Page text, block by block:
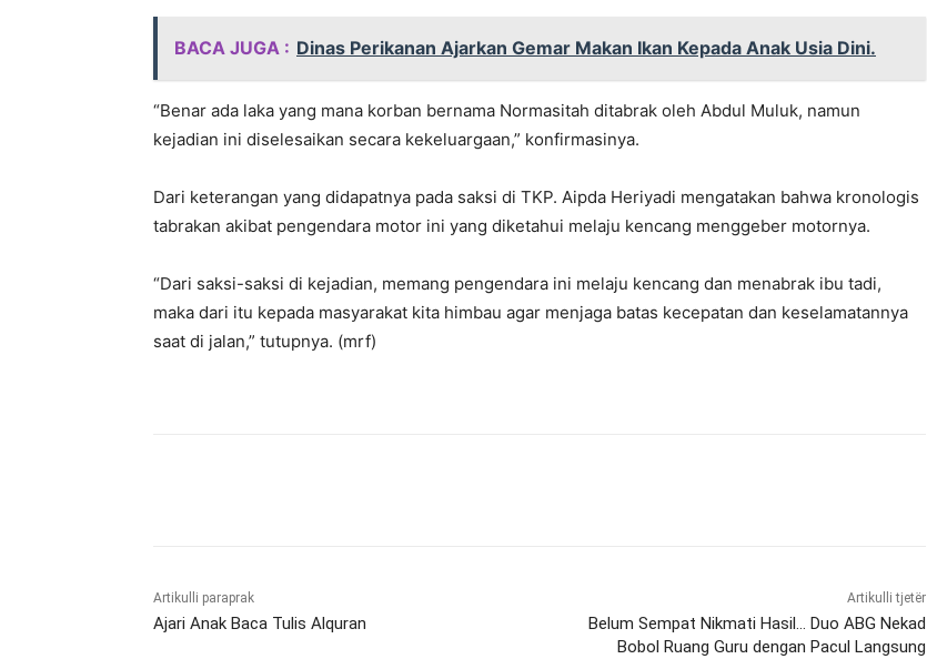
BACA JUGA : Dinas Perikanan Ajarkan Gemar Makan Ikan Kepada Anak Usia Dini.
“Benar ada laka yang mana korban bernama Normasitah ditabrak oleh Abdul Muluk, namun
kejadian ini diselesaikan secara kekeluargaan,” konfirmasinya.
Dari keterangan yang didapatnya pada saksi di TKP. Aipda Heriyadi mengatakan bahwa kronologis
tabrakan akibat pengendara motor ini yang diketahui melaju kencang menggeber motornya.
“Dari saksi-saksi di kejadian, memang pengendara ini melaju kencang dan menabrak ibu tadi,
maka dari itu kepada masyarakat kita himbau agar menjaga batas kecepatan dan keselamatannya
saat di jalan,” tutupnya. (mrf)
Artikulli paraprak
Ajari Anak Baca Tulis Alquran
Artikulli tjetër
Belum Sempat Nikmati Hasil… Duo ABG Nekad
Bobol Ruang Guru dengan Pacul Langsung